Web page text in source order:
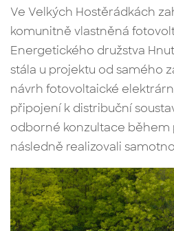
Ve Velkých Hostěrádkách
komunitně vlastněná
Energetického družstva
stála u projektu od samého
návrh fotovoltaické
připojení k distribuční
odborné konzultace během
následně realizovali